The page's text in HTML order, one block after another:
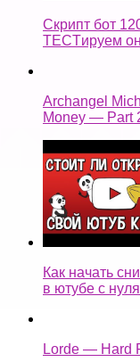
Скрипт бот
TECTируем
Archangel
Money — Part
Как начать
в ютубе с
Lorde — Hard